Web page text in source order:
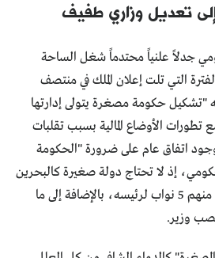
تعديل وزاري طفيف
جدلاً علنياً محتدماً شغل الساحة
التي تلت إعلان الملك في منتصف
"تشكيل حكومة مصغرة يتولى إدارتها
الأوضاع المالية بسبب تقلبات
اتفاق عام على ضرورة "الحكومة
إذ لا تحتاج دولة صغيرة كالبحرين
لمجلس وزراء يضم 23 وزيراً منهم 5 نواب لرئيسه، بالإضافة إلى ما
وزير.